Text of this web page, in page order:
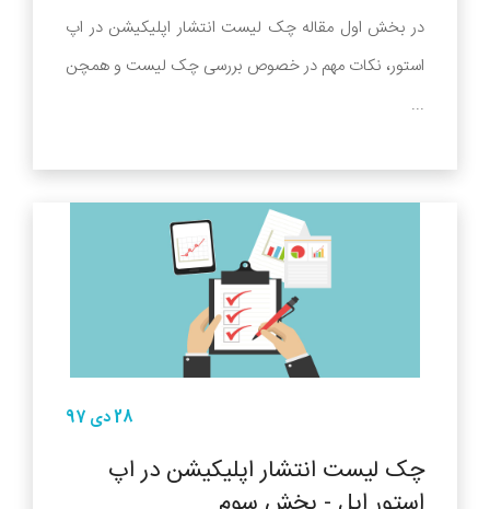
در بخش اول مقاله چک لیست انتشار اپلیکیشن در اپ
استور، نکات مهم در خصوص بررسی چک لیست و همچن
...
28 دی 97
چک لیست انتشار اپلیکیشن در اپ